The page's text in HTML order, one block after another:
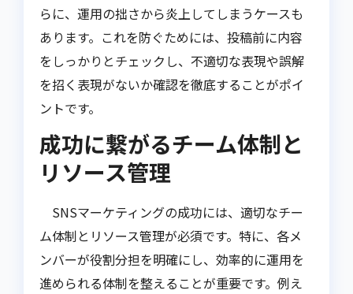
らに、運用の拙さから炎上してしまうケースも
あります。これを防ぐためには、投稿前に内容
をしっかりとチェックし、不適切な表現や誤解
を招く表現がないか確認を徹底することがポイ
ントです。
成功に繋がるチーム体制と
リソース管理
SNSマーケティングの成功には、適切なチー
ム体制とリソース管理が必須です。特に、各メ
ンバーが役割分担を明確にし、効率的に運用を
進められる体制を整えることが重要です。例え